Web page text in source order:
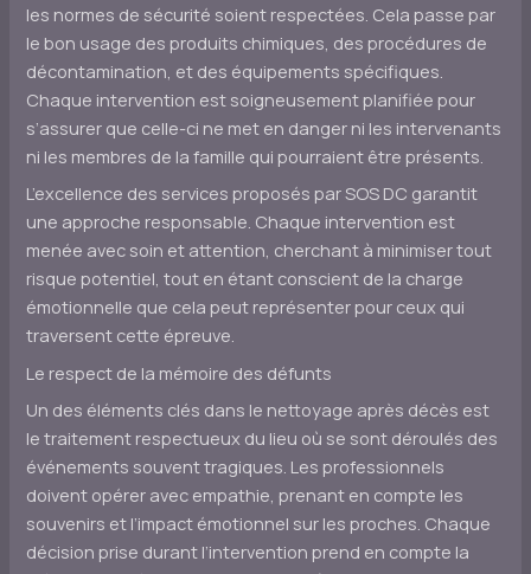
les normes de sécurité soient respectées. Cela passe par
le bon usage des produits chimiques, des procédures de
décontamination, et des équipements spécifiques.
Chaque intervention est soigneusement planifiée pour
s’assurer que celle-ci ne met en danger ni les intervenants
ni les membres de la famille qui pourraient être présents.
L’excellence des services proposés par SOS DC garantit
une approche responsable. Chaque intervention est
menée avec soin et attention, cherchant à minimiser tout
risque potentiel, tout en étant conscient de la charge
émotionnelle que cela peut représenter pour ceux qui
traversent cette épreuve.
Le respect de la mémoire des défunts
Un des éléments clés dans le nettoyage après décès est
le traitement respectueux du lieu où se sont déroulés des
événements souvent tragiques. Les professionnels
doivent opérer avec empathie, prenant en compte les
souvenirs et l’impact émotionnel sur les proches. Chaque
décision prise durant l’intervention prend en compte la